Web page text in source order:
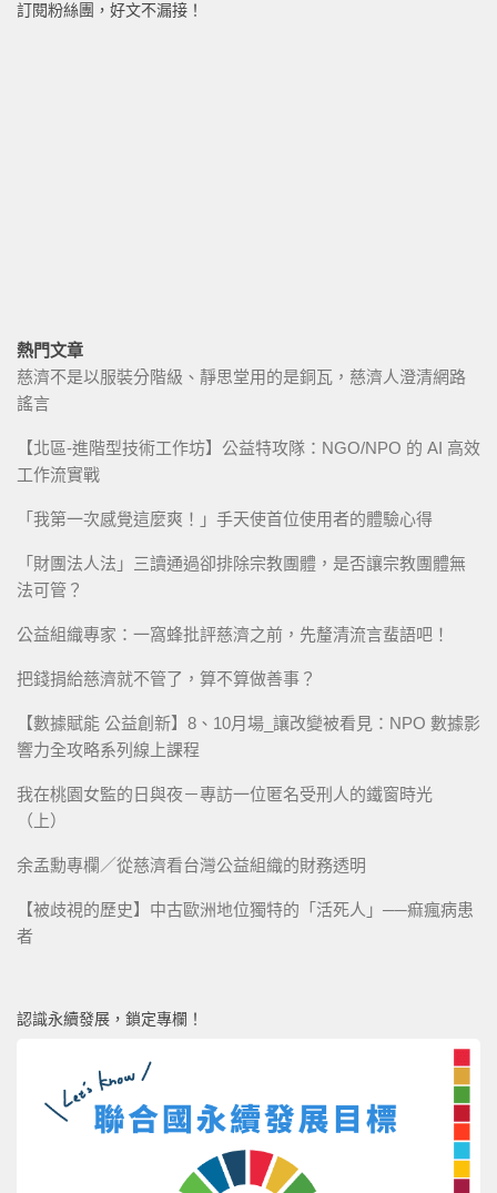
訂閱粉絲團，好文不漏接！
熱門文章
慈濟不是以服裝分階級、靜思堂用的是銅瓦，慈濟人澄清網路
謠言
【北區-進階型技術工作坊】公益特攻隊：NGO/NPO 的 AI 高效
工作流實戰
「我第一次感覺這麼爽！」手天使首位使用者的體驗心得
「財團法人法」三讀通過卻排除宗教團體，是否讓宗教團體無
法可管？
公益組織專家：一窩蜂批評慈濟之前，先釐清流言蜚語吧！
把錢捐給慈濟就不管了，算不算做善事？
【數據賦能 公益創新】8、10月場_讓改變被看見：NPO 數據影
響力全攻略系列線上課程
我在桃園女監的日與夜－專訪一位匿名受刑人的鐵窗時光
（上）
余孟勳專欄／從慈濟看台灣公益組織的財務透明
【被歧視的歷史】中古歐洲地位獨特的「活死人」──痲瘋病患
者
認識永續發展，鎖定專欄！